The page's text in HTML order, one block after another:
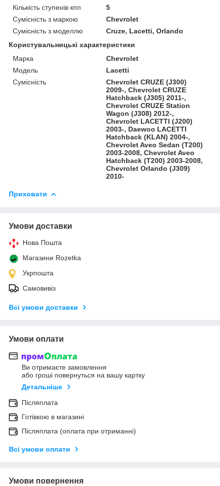
Кількість ступенів кпп
5
Сумісність з маркою
Chevrolet
Сумісність з моделлю
Cruze, Lacetti, Orlando
Користувальницькі характеристики
Марка
Chevrolet
Модель
Lacetti
Сумісність
Chevrolet CRUZE (J300)
2009-, Chevrolet CRUZE
Hatchback (J305) 2011-,
Chevrolet CRUZE Station
Wagon (J308) 2012-,
Chevrolet LACETTI (J200)
2003-, Daewoo LACETTI
Hatchback (KLAN) 2004-,
Chevrolet Aveo Sedan (T200)
2003-2008, Chevrolet Aveo
Hatchback (T200) 2003-2008,
Chevrolet Orlando (J309)
2010-
Приховати
Умови доставки
Нова Пошта
Магазини Rozetka
Укрпошта
Самовивіз
Всі умови доставки
Умови оплати
Ви отримаєте замовлення
або гроші повернуться на вашу картку
Детальніше
Післяплата
Готівкою в магазині
Післяплата (оплата при отриманні)
Всі умови оплати
Умови повернення